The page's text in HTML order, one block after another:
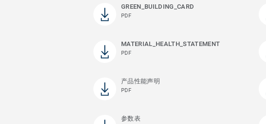
GREEN_BUILDING_CARD
PDF
MATERIAL_HEALTH_STATEMENT
PDF
产品性能声明
PDF
参数表